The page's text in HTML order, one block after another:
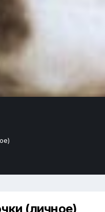
(личное)